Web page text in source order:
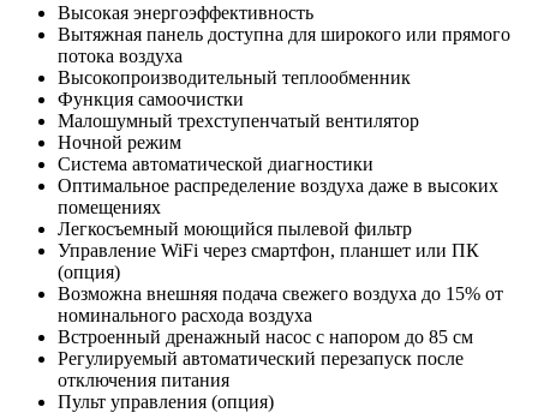
Высокая энергоэффективность
Вытяжная панель доступна для широкого или прямого
потока воздуха
Высокопроизводительный теплообменник
Функция самоочистки
Малошумный трехступенчатый вентилятор
Ночной режим
Система автоматической диагностики
Оптимальное распределение воздуха даже в высоких
помещениях
Легкосъемный моющийся пылевой фильтр
Управление WiFi через смартфон, планшет или ПК
(опция)
Возможна внешняя подача свежего воздуха до 15% от
номинального расхода воздуха
Встроенный дренажный насос с напором до 85 см
Регулируемый автоматический перезапуск после
отключения питания
Пульт управления (опция)